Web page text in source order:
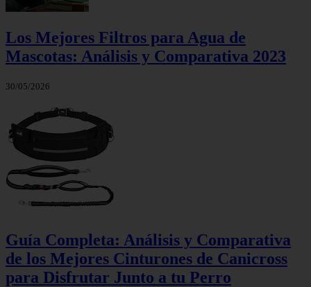
Los Mejores Filtros para Agua de
Mascotas: Análisis y Comparativa 2023
30/05/2026
Guía Completa: Análisis y Comparativa
de los Mejores Cinturones de Canicross
para Disfrutar Junto a tu Perro